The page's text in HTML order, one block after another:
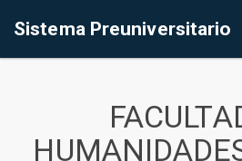
Sistema Preuniversitario